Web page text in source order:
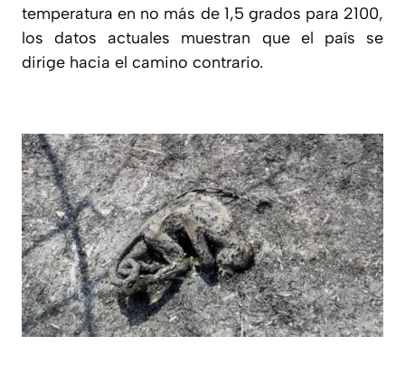
temperatura en no más de 1,5 grados para 2100,
los datos actuales muestran que el país se
dirige hacia el camino contrario.